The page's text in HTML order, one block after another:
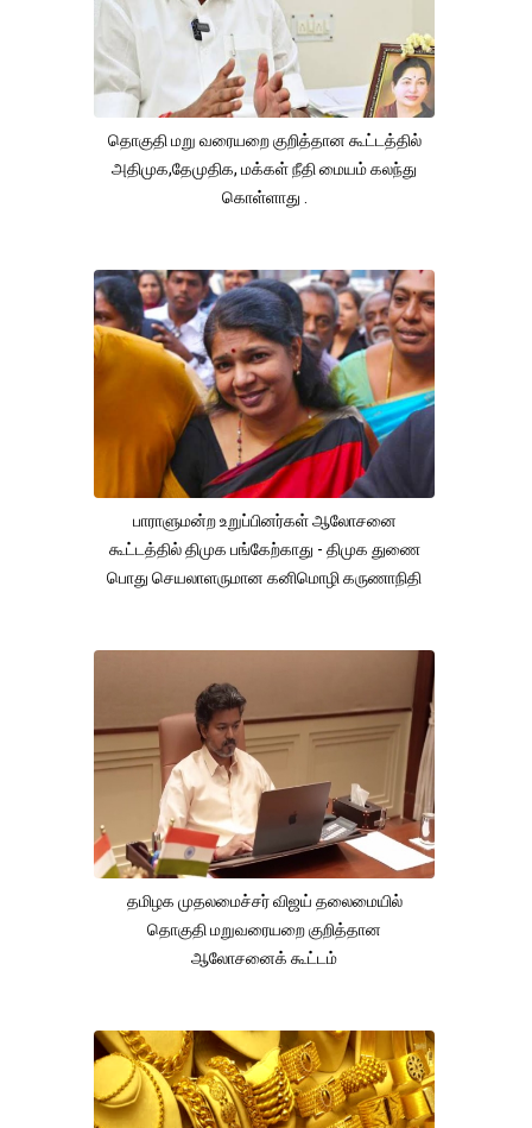
தொகுதி மறு வரையறை குறித்தான கூட்டத்தில்
அதிமுக,தேமுதிக, மக்கள் நீதி மையம் கலந்து
கொள்ளாது .
பாராளுமன்ற உறுப்பினர்கள் ஆலோசனை
கூட்டத்தில் திமுக பங்கேற்காது - திமுக துணை
பொது செயலாளருமான கனிமொழி கருணாநிதி
தமிழக முதலமைச்சர் விஜய் தலைமையில்
தொகுதி மறுவரையறை குறித்தான
ஆலோசனைக் கூட்டம்